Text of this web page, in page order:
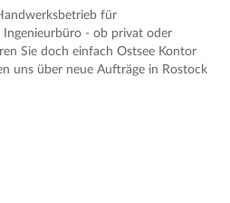
für
Ingenieurbüro - ob privat oder
Sie doch einfach Ostsee Kontor
uns über neue Aufträge in Rostock